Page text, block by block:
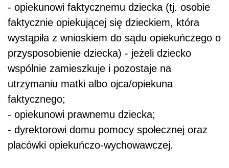
- opiekunowi faktycznemu dziecka (tj. osobie
faktycznie opiekującej się dzieckiem, która
wystąpiła z wnioskiem do sądu opiekuńczego o
przysposobienie dziecka) - jeżeli dziecko
wspólnie zamieszkuje i pozostaje na
utrzymaniu matki albo ojca/opiekuna
faktycznego;
- opiekunowi prawnemu dziecka;
- dyrektorowi domu pomocy społecznej oraz
placówki opiekuńczo-wychowawczej.